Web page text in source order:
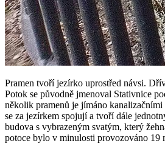
Pramen tvoří jezírko uprostřed návsi.
Potok se původně jmenoval Stativnice
několik pramenů je jímáno
se za jezírkem spojují a tvoří dále
budova s vybrazeným svatým, který
potoce bylo v minulosti provozováno 19